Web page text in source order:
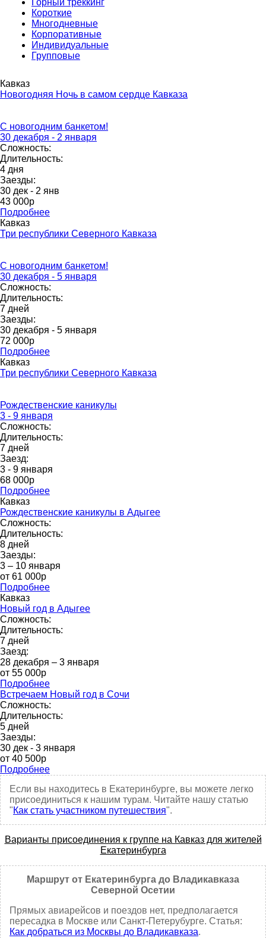
Горный треккинг
Короткие
Многодневные
Корпоративные
Индивидуальные
Групповые
Кавказ
Новогодняя Ночь в самом сердце Кавказа
С новогодним банкетом!
30 декабря - 2 января
Сложность:
Длительность:
4 дня
Заезды:
30 дек - 2 янв
43 000p
Подробнее
Кавказ
Три республики Северного Кавказа
С новогодним банкетом!
30 декабря - 5 января
Сложность:
Длительность:
7 дней
Заезды:
30 декабря - 5 января
72 000p
Подробнее
Кавказ
Три республики Северного Кавказа
Рождественские каникулы
3 - 9 января
Сложность:
Длительность:
7 дней
Заезд:
3 - 9 января
68 000p
Подробнее
Кавказ
Рождественские каникулы в Адыгее
Сложность:
Длительность:
8 дней
Заезды:
3 – 10 января
от 61 000p
Подробнее
Кавказ
Новый год в Адыгее
Сложность:
Длительность:
7 дней
Заезд:
28 декабря – 3 января
от 55 000р
Подробнее
Встречаем Новый год в Сочи
Сложность:
Длительность:
5 дней
Заезды:
30 дек - 3 января
от 40 500р
Подробнее
Если вы находитесь в Екатеринбурге, вы можете легко
присоединиться к нашим турам. Читайте нашу статью
"Как стать участником путешествия".
Варианты присоединения к группе на Кавказ для жителей
Екатеринбурга
Маршрут от Екатеринбурга до Владикавказа
Северной Осетии
Прямых авиарейсов и поездов нет, предполагается
пересадка в Москве или Санкт-Петерубурге. Статья:
Как добраться из Москвы до Владикавказа.